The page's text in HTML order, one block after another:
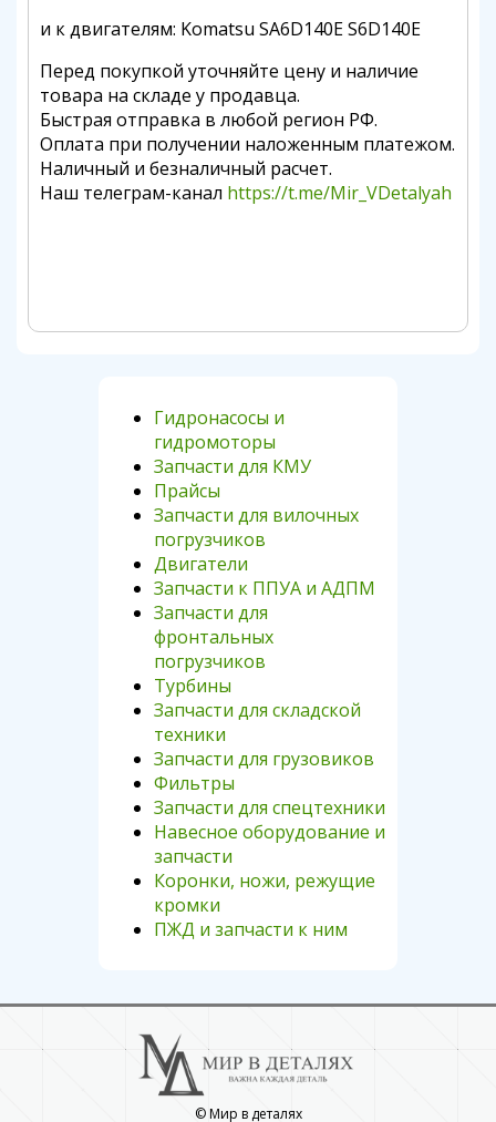
и к двигателям: Komatsu SA6D140E S6D140E
Перед покупкой уточняйте цену и наличие
товара на складе у продавца.
Быстрая отправка в любой регион РФ.
Оплата при получении наложенным платежом.
Наличный и безналичный расчет.
Наш телеграм-канал https://t.me/Mir_VDetalyah
Гидронасосы и
гидромоторы
Запчасти для КМУ
Прайсы
Запчасти для вилочных
погрузчиков
Двигатели
Запчасти к ППУА и АДПМ
Запчасти для
фронтальных
погрузчиков
Турбины
Запчасти для складской
техники
Запчасти для грузовиков
Фильтры
Запчасти для спецтехники
Навесное оборудование и
запчасти
Коронки, ножи, режущие
кромки
ПЖД и запчасти к ним
© Мир в деталях